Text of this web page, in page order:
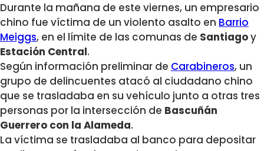
Durante la mañana de este viernes, un empresario
chino fue víctima de un violento asalto en Barrio
Meiggs, en el límite de las comunas de Santiagoy
Estación Central.
Según información preliminar de Carabineros, un
grupo de delincuentes atacó al ciudadano chino
que se trasladaba en su vehículo junto a otras tres
personas por la intersección de Bascuñán
Guerrero con la Alameda.
La víctima se trasladaba al banco para depositar